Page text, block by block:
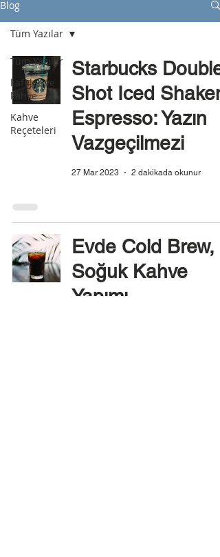
Blog
Tüm Yazılar
kafeler ve
kahve
Kahve
Reçeteleri
Tüm Yazılar
Starbucks Double
Shot Iced Shaken
Espresso: Yazın
Vazgeçilmezi
27 Mar 2023 2 dakikada okunur
Evde Cold Brew,
Soğuk Kahve
Yapımı